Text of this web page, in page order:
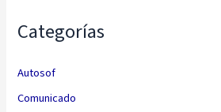
Categorías
Autosof
Comunicado